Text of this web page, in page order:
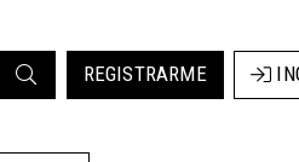
REGISTRARME